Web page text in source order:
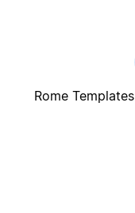
Rome Templates